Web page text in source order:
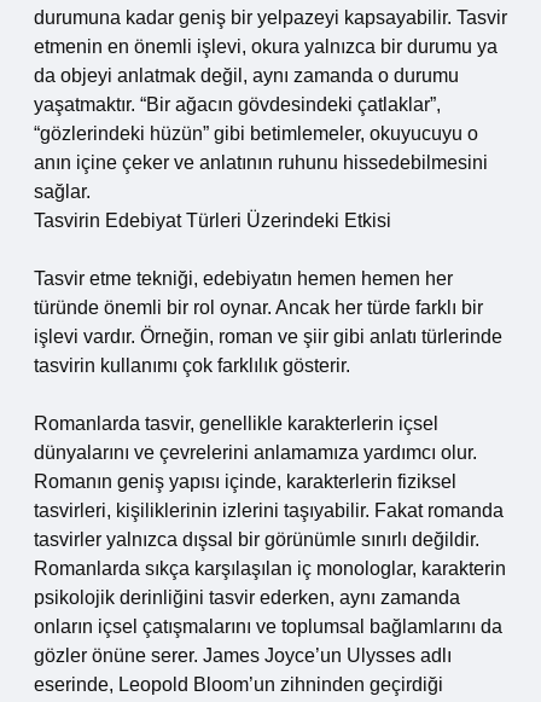
durumuna kadar geniş bir yelpazeyi kapsayabilir. Tasvir
etmenin en önemli işlevi, okura yalnızca bir durumu ya
da objeyi anlatmak değil, aynı zamanda o durumu
yaşatmaktır. “Bir ağacın gövdesindeki çatlaklar”,
“gözlerindeki hüzün” gibi betimlemeler, okuyucuyu o
anın içine çeker ve anlatının ruhunu hissedebilmesini
sağlar.
Tasvirin Edebiyat Türleri Üzerindeki Etkisi
Tasvir etme tekniği, edebiyatın hemen hemen her
türünde önemli bir rol oynar. Ancak her türde farklı bir
işlevi vardır. Örneğin, roman ve şiir gibi anlatı türlerinde
tasvirin kullanımı çok farklılık gösterir.
Romanlarda tasvir, genellikle karakterlerin içsel
dünyalarını ve çevrelerini anlamamıza yardımcı olur.
Romanın geniş yapısı içinde, karakterlerin fiziksel
tasvirleri, kişiliklerinin izlerini taşıyabilir. Fakat romanda
tasvirler yalnızca dışsal bir görünümle sınırlı değildir.
Romanlarda sıkça karşılaşılan iç monologlar, karakterin
psikolojik derinliğini tasvir ederken, aynı zamanda
onların içsel çatışmalarını ve toplumsal bağlamlarını da
gözler önüne serer. James Joyce’un Ulysses adlı
eserinde, Leopold Bloom’un zihninden geçirdiği